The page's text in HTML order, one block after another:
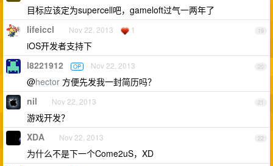
目标应该定为supercell吧，gameloft过气一两年了
19
lifeiccl Nov 22, 2013 1
iOS开发者支持下
20
l8221912 OP Nov 22, 2013
@hector 方便先发我一封简历吗？
21
nil Nov 22, 2013
游戏开发？
22
XDA Nov 22, 2013
为什么不是下一个Come2uS，XD